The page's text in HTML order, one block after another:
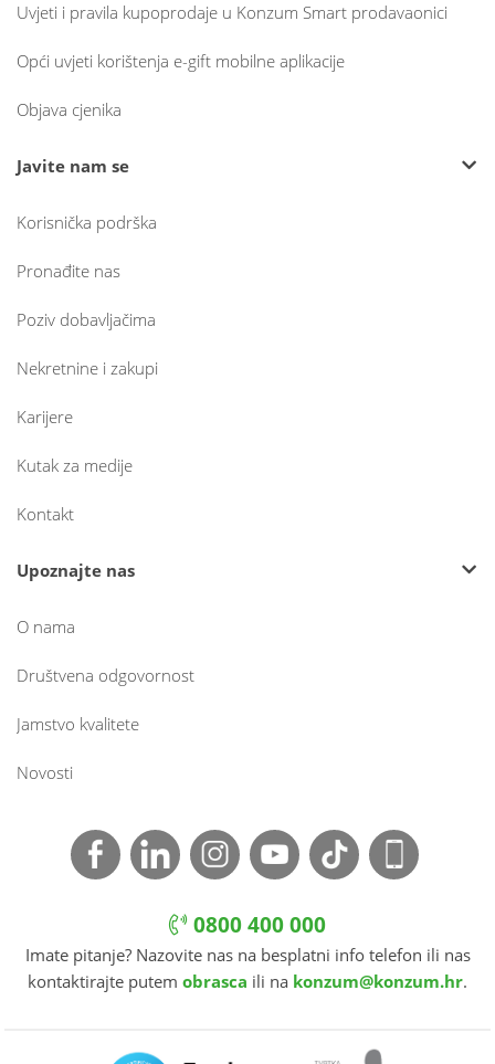
Uvjeti i pravila kupoprodaje u Konzum Smart prodavaonici
Opći uvjeti korištenja e-gift mobilne aplikacije
Objava cjenika
Javite nam se
Korisnička podrška
Pronađite nas
Poziv dobavljačima
Nekretnine i zakupi
Karijere
Kutak za medije
Kontakt
Upoznajte nas
O nama
Društvena odgovornost
Jamstvo kvalitete
Novosti
0800 400 000
Imate pitanje? Nazovite nas na besplatni info telefon ili nas
kontaktirajte putem obrasca ili na konzum@konzum.hr.